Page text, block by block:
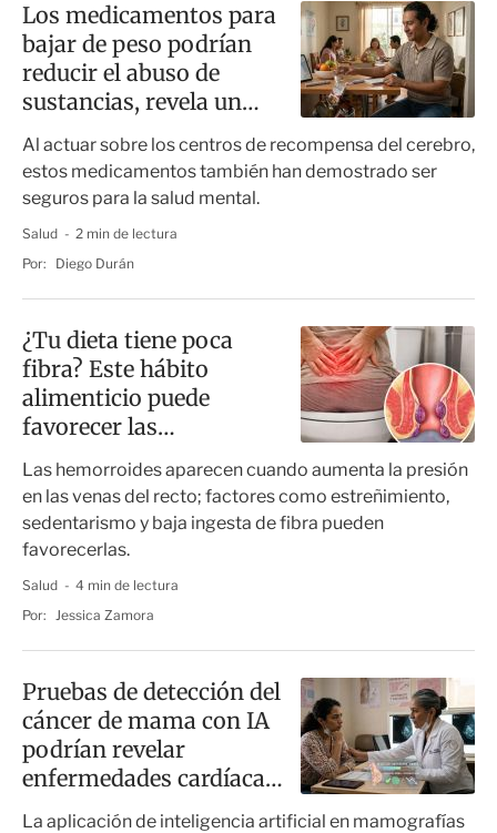
Los medicamentos para
bajar de peso podrían
reducir el abuso de
sustancias, revela un
estudio
Al actuar sobre los centros de recompensa del cerebro,
estos medicamentos también han demostrado ser
seguros para la salud mental.
Salud
2 min de lectura
Por:
Diego Durán
¿Tu dieta tiene poca
fibra? Este hábito
alimenticio puede
favorecer las
hemorroides
Las hemorroides aparecen cuando aumenta la presión
en las venas del recto; factores como estreñimiento,
sedentarismo y baja ingesta de fibra pueden
favorecerlas.
Salud
4 min de lectura
Por: Jessica Zamora
Pruebas de detección del
cáncer de mama con IA
podrían revelar
enfermedades cardíacas:
estudio
La aplicación de inteligencia artificial en mamografías